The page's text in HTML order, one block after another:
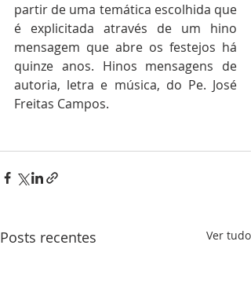
partir de uma temática escolhida que
é explicitada através de um hino
mensagem que abre os festejos há
quinze anos. Hinos mensagens de
autoria, letra e música, do Pe. José
Freitas Campos.
Posts recentes Ver tudo